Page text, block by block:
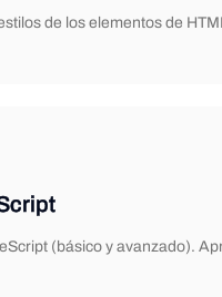
de los elementos de
(básico y avanzado).